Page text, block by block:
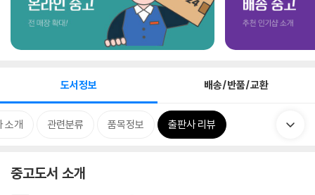
도서정보 배송/반품/교환
소개 관련분류 품목정보 출판사 리뷰
중고도서 소개